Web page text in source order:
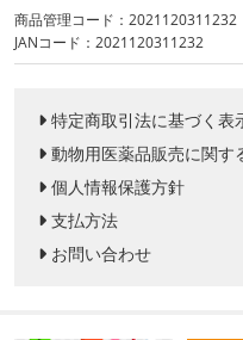
商品管理コード：2021120311232
JANコード：2021120311232
特定商取引法に基づく表
動物用医薬品販売に関す
個人情報保護方針
支払方法
お問い合わせ